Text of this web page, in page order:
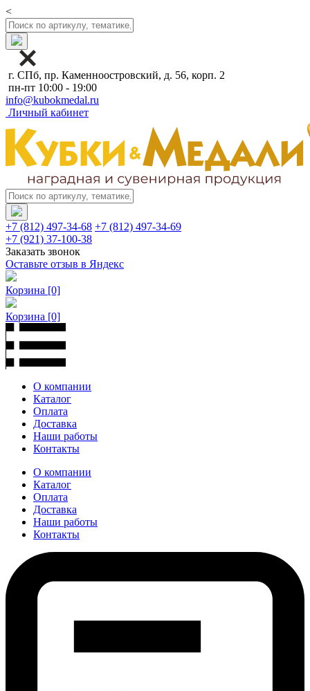
<
г. СПб, пр. Каменноостровский, д. 56, корп. 2
пн-пт 10:00 - 19:00
info@kubokmedal.ru
Личный кабинет
+7 (812) 497-34-68 +7 (812) 497-34-69
+7 (921) 37-100-38
Заказать звонок
Оставьте отзыв в Яндекс
Корзина [0]
Корзина [0]
О компании
Каталог
Оплата
Доставка
Наши работы
Контакты
О компании
Каталог
Оплата
Доставка
Наши работы
Контакты